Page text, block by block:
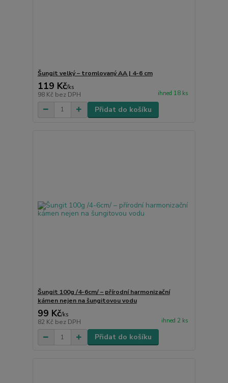
Šungit velký – tromlovaný AA | 4-6 cm
119 Kč/ks
98 Kč bez DPH ihned 18 ks
Přidat do košíku
Šungit 100g /4-6cm/ – přírodní harmonizační
kámen nejen na šungitovou vodu
99 Kč/ks
82 Kč bez DPH ihned 2 ks
Přidat do košíku